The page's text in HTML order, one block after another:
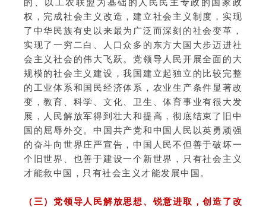
的、以工农联盟为基础的人民民主专政的国家政
权，完成社会主义改造，建立社会主义制度，实现
了中华民族有史以来最为广泛而深刻的社会变革，
实现了一穷二白、人口众多的东方大国大步迈进社
会主义社会的伟大飞跃。党领导人民开展全面的大
规模的社会主义建设，我国建立起独立的比较完整
的工业体系和国民经济体系，农业生产条件显著改
变，教育、科学、文化、卫生、体育事业有很大发
展，人民解放军得到壮大和提高，彻底结束了旧中
国的屈辱外交。中国共产党和中国人民以英勇顽强
的奋斗向世界庄严宣告，中国人民不但善于破坏一
个旧世界、也善于建设一个新世界，只有社会主义
才能救中国，只有社会主义才能发展中国。
（三） 党领导人民解放思想、锐意进取，创造了改